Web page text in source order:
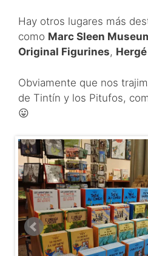
Hay otros lugares más
como Marc Sleen
Original Figurines,
Obviamente que nos
de Tintín y los Pitufos,
😛